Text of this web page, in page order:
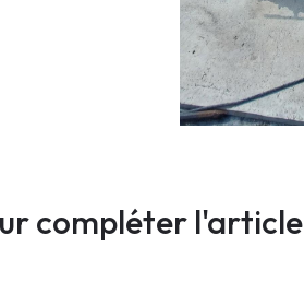
compléter l'article